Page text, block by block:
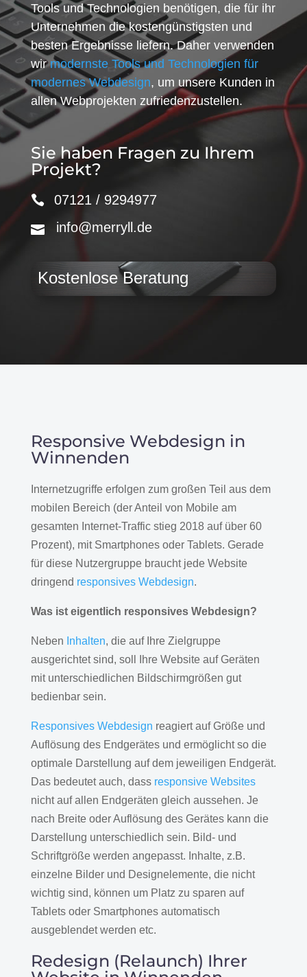
Tools und Technologien benötigen, die für ihr
Unternehmen die kostengünstigsten und
besten Ergebnisse liefern. Daher verwenden
wirmodernste Tools und Technologien für
modernes Webdesign, um unsere Kunden in
allen Webprojekten zufriedenzustellen.
Sie haben Fragen zu Ihrem
Projekt?
07121 / 9294977
info@merryll.de
Kostenlose Beratung
Responsive Webdesign in
Winnenden
Internetzugriffe erfolgen zum großen Teil aus dem
mobilen Bereich (der Anteil von Mobile am
gesamten Internet-Traffic stieg 2018 auf über 60
Prozent), mit Smartphones oder Tablets. Gerade
für diese Nutzergruppe braucht jede Website
dringend responsives Webdesign.
Was ist eigentlich responsives Webdesign?
Neben Inhalten, die auf Ihre Zielgruppe
ausgerichtet sind, soll Ihre Website auf Geräten
mit unterschiedlichen Bildschirmgrößen gut
bedienbar sein.
Responsives Webdesign reagiert auf Größe und
Auflösung des Endgerätes und ermöglicht so die
optimale Darstellung auf dem jeweiligen Endgerät.
Das bedeutet auch, dass responsive Websites
nicht auf allen Endgeräten gleich aussehen. Je
nach Breite oder Auflösung des Gerätes kann die
Darstellung unterschiedlich sein. Bild- und
Schriftgröße werden angepasst. Inhalte, z.B.
einzelne Bilder und Designelemente, die nicht
wichtig sind, können um Platz zu sparen auf
Tablets oder Smartphones automatisch
ausgeblendet werden etc.
Redesign (Relaunch) Ihrer